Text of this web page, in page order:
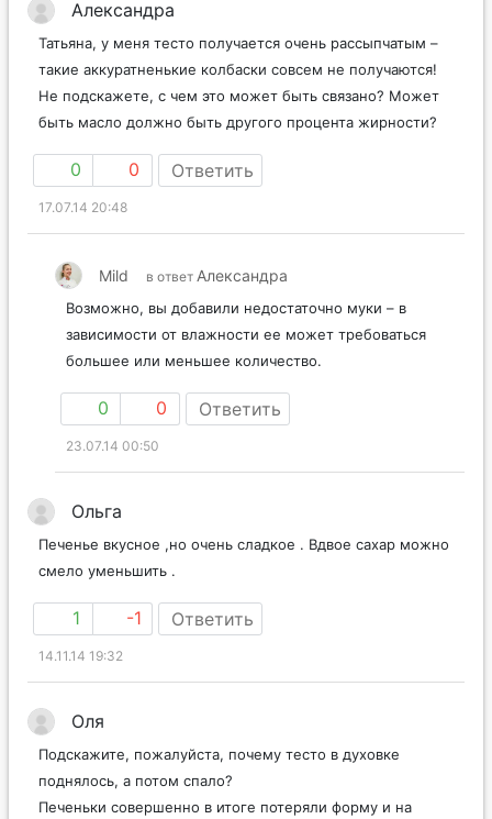
Александра
Татьяна, у меня тесто получается очень рассыпчатым –
такие аккуратненькие колбаски совсем не получаются!
Не подскажете, с чем это может быть связано? Может
быть масло должно быть другого процента жирности?
0 0 Ответить
17.07.14 20:48
Mild в ответ Александра
Возможно, вы добавили недостаточно муки – в
зависимости от влажности ее может требоваться
большее или меньшее количество.
0 0 Ответить
23.07.14 00:50
Ольга
Печенье вкусное ,но очень сладкое . Вдвое сахар можно
смело уменьшить .
1 -1 Ответить
14.11.14 19:32
Оля
Подскажите, пожалуйста, почему тесто в духовке
поднялось, а потом спало?
Печеньки совершенно в итоге потеряли форму и на